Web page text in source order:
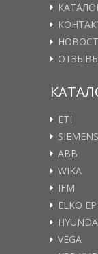
ETI
SIEMENS
ABB
WIKA
IFM
ELKO EP
VEGA